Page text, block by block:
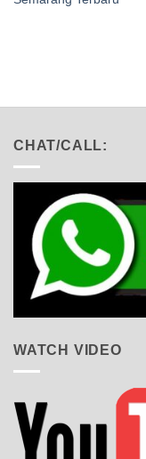
CHAT/CALL:
WATCH VIDEO